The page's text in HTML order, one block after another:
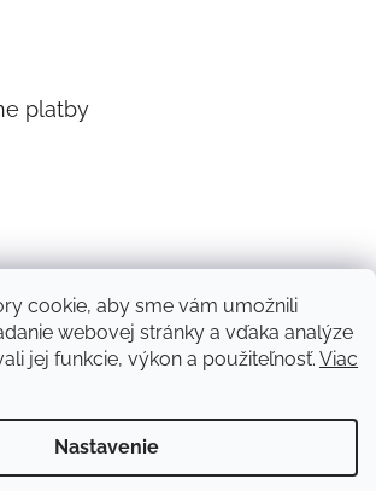
cookie, aby sme vám umožnili
webovej stránky a vďaka analýze
jej funkcie, výkon a použiteľnosť. Viac
Nastavenie
platby